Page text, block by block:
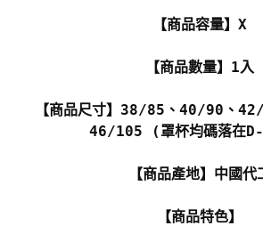
【商品容量】X
【商品數量】1入
【商品尺寸】38/85、40/90、
46/105 (罩杯均碼落在
【商品產地】中國代
【商品特色】